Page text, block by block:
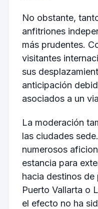
No obstante,
anfitriones
más prudentes.
visitantes
sus
anticipación
asociados a un
La moderación
las ciudades
numerosos
estancia para
hacia destinos de
Puerto Vallarta o
el efecto no ha